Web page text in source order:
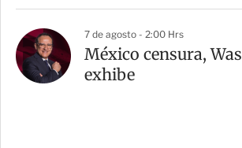
7 de agosto - 2:00 Hrs
México censura,
exhibe